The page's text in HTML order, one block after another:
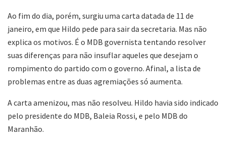
Ao fim do dia, porém, surgiu uma carta datada de 11 de
janeiro, em que Hildo pede para sair da secretaria. Mas não
explica os motivos. É o MDB governista tentando resolver
suas diferenças para não insuflar aqueles que desejam o
rompimento do partido com o governo. Afinal, a lista de
problemas entre as duas agremiações só aumenta.
A carta amenizou, mas não resolveu. Hildo havia sido indicado
pelo presidente do MDB, Baleia Rossi, e pelo MDB do
Maranhão.